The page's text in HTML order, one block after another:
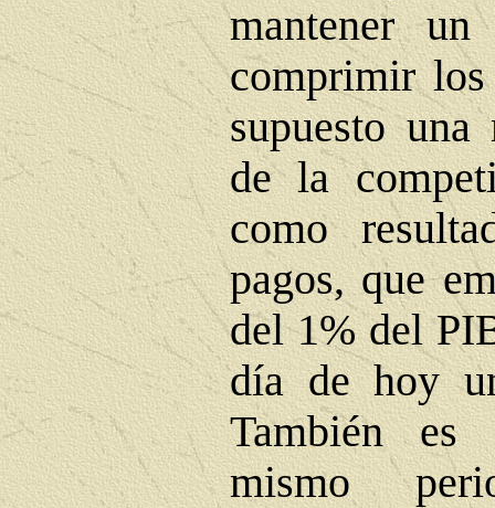
mantener
comprimir los
supuesto
de la
como
pagos, que
del 1% del
día de hoy
También
mismo